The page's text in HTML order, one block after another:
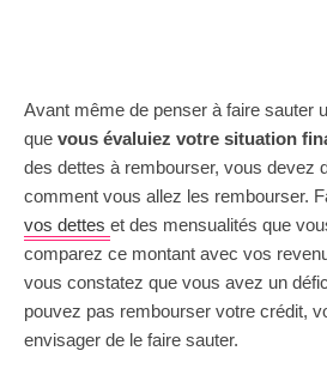
Avant même de penser à faire sauter
que vous évaluiez votre situation
des dettes à rembourser, vous devez
comment vous allez les rembourser.
vos dettes et des mensualités que
comparez ce montant avec vos
vous constatez que vous avez un
pouvez pas rembourser votre crédit,
envisager de le faire sauter.